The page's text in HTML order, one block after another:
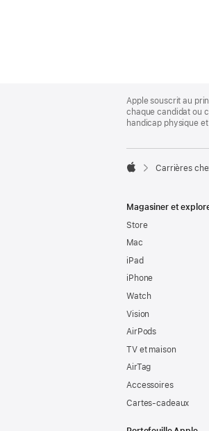
Footer
Apple souscrit au
chaque candidat ou
handicap physique

Carrières
Magasiner et
Store
Mac
iPad
iPhone
Watch
Vision
AirPods
TV et maison
AirTag
Accessoires
Cartes-cadeaux